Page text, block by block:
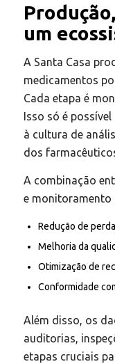
um
A Santa Casa
medicamentos
Cada etapa é
Isso só é
à cultura de
dos
A combinação
e
Redução de
Melhoria da
Otimização de
Conformidade
Além disso, os
auditorias,
etapas cruciais